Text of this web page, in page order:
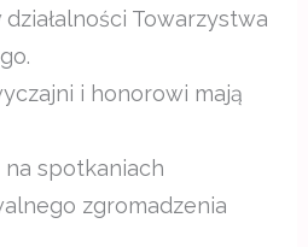
Towarzystwa
i honorowi mają
spotkaniach
zgromadzenia